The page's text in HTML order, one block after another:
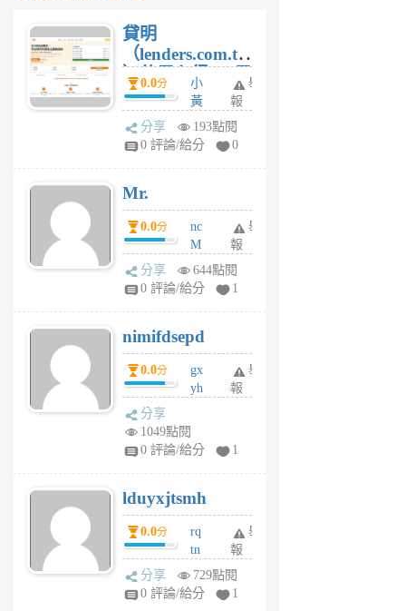
貸明
（lenders.com.tw
）使用心得 — 民
間貸款比較平台
體驗
0.0分
小
黃
蜂
1
舉
報
分享
193點閱
0 評論/給分
0
Mr.
0.0分
nc
M
U
F
U
5
個
月
舉
報
分享
644點閱
0 評論/給分
1
nimifdsepd
0.0分
gx
yh
jl
月
前
舉
報
分享
1049點閱
0 評論/給分
1
lduyxjtsmh
0.0分
rq
tn
jt
gl
舉
報
分享
729點閱
0 評論/給分
1